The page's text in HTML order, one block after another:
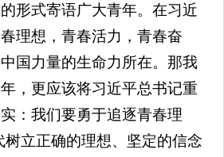
形式寄语广大青年。在习近
理想，青春活力，青春奋
国力量的生命力所在。那我
，更应该将习近平总书记重
：我们要勇于追逐青春理
树立正确的理想、坚定的信念